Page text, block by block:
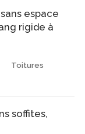
espace
rigide à
Toitures
soffites,